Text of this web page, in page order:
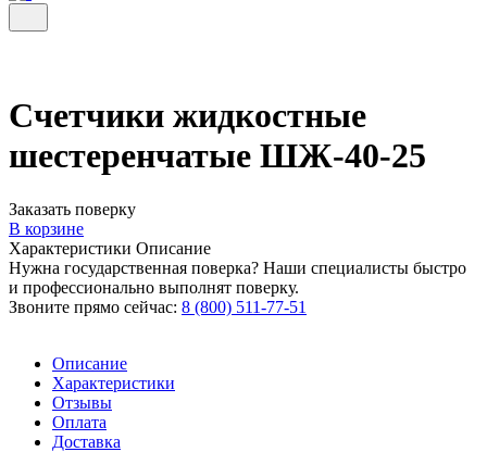
Счетчики жидкостные
шестеренчатые ШЖ-40-25
Заказать поверку
В корзине
Характеристики Описание
Нужна государственная поверка? Наши специалисты быстро
и профессионально выполнят поверку.
Звоните прямо сейчас: 8 (800) 511-77-51
Описание
Характеристики
Отзывы
Оплата
Доставка